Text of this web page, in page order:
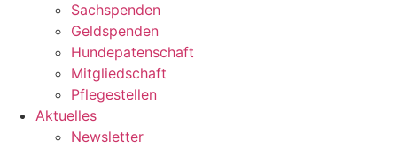
Sachspenden
Geldspenden
Hundepatenschaft
Mitgliedschaft
Pflegestellen
Aktuelles
Newsletter